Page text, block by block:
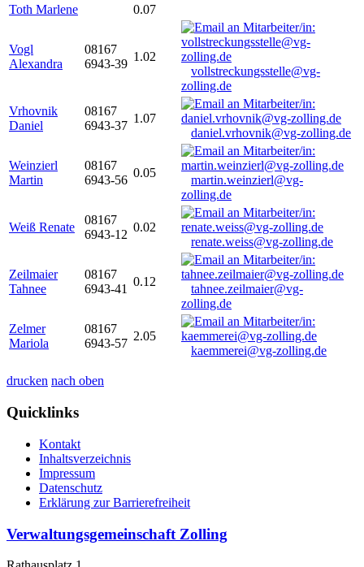
Toth Marlene
0.07
Vogl
Alexandra
08167
6943-39
1.02
vollstreckungsstelle@vg-
zolling.de
Vrhovnik
Daniel
08167
6943-37
1.07
daniel.vrhovnik@vg-zolling.de
Weinzierl
Martin
08167
6943-56
0.05
martin.weinzierl@vg-
zolling.de
Weiß Renate
08167
6943-12
0.02
renate.weiss@vg-zolling.de
Zeilmaier
Tahnee
08167
6943-41
0.12
tahnee.zeilmaier@vg-
zolling.de
Zelmer
Mariola
08167
6943-57
2.05
kaemmerei@vg-zolling.de
drucken nach oben
Quicklinks
Kontakt
Inhaltsverzeichnis
Impressum
Datenschutz
Erklärung zur Barrierefreiheit
Verwaltungsgemeinschaft Zolling